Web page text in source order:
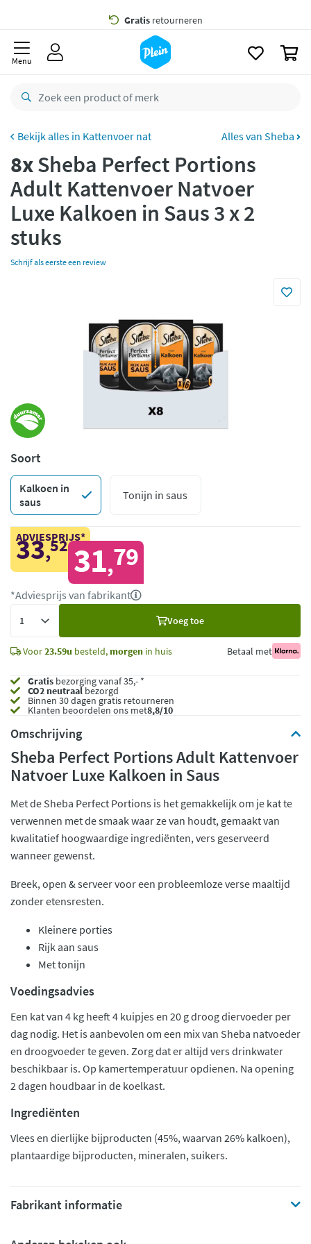
Gratis bezorging vanaf 35,- *
besteld,
retourneren
CO2 neutraal
Betaal met Klarna
Menu
Kattenvoer nat Alles van Sheba
8xSheba Perfect Portions
Adult Kattenvoer Natvoer
Luxe Kalkoen in Saus 3 x 2
stuks
Schrijf als eerste een review
Soort
Kalkoen in
saus
Tonijn in saus
ADVIESPRIJS*
33,52 31,79
*Adviesprijs van fabrikant
Voeg toe
Voor23.59u besteld, morgen in huis Betaal met
Gratis bezorging vanaf 35,- *
CO2 neutraalbezorgd
Binnen 30 dagen gratis retourneren
Klanten beoordelen ons met8,8/10
Omschrijving
Sheba Perfect Portions Adult Kattenvoer
Natvoer Luxe Kalkoen in Saus
Met de Sheba Perfect Portions is het gemakkelijk om je kat te
verwennen met de smaak waar ze van houdt, gemaakt van
kwalitatief hoogwaardige ingrediënten, vers geserveerd
wanneer gewenst.
Breek, open & serveer voor een probleemloze verse maaltijd
zonder etensresten.
Kleinere porties
Rijk aan saus
Met tonijn
Voedingsadvies
Een kat van 4 kg heeft 4 kuipjes en 20 g droog diervoeder per
dag nodig. Het is aanbevolen om een mix van Sheba natvoeder
en droogvoeder te geven. Zorg dat er altijd vers drinkwater
beschikbaar is. Op kamertemperatuur opdienen. Na opening
2 dagen houdbaar in de koelkast.
Ingrediënten
Vlees en dierlijke bijproducten (45%, waarvan 26% kalkoen),
plantaardige bijproducten, mineralen, suikers.
Fabrikant informatie